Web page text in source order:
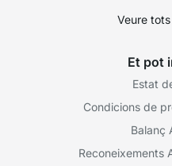
Veure
Et pot
Estat
Condicions de
Balanç
Reconeixements